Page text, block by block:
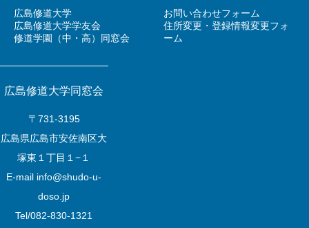
広島修道大学同窓会
〒731-3195
広島県広島市安佐南区大
塚東１丁目１−１
E-mail info@shudo-u-
doso.jp
Tel/082-830-1321
広島修道大学
広島修道大学学友会
修道学園（中・高）同窓会
お問い合わせフォーム
住所変更・登録情報変更フォ
ーム